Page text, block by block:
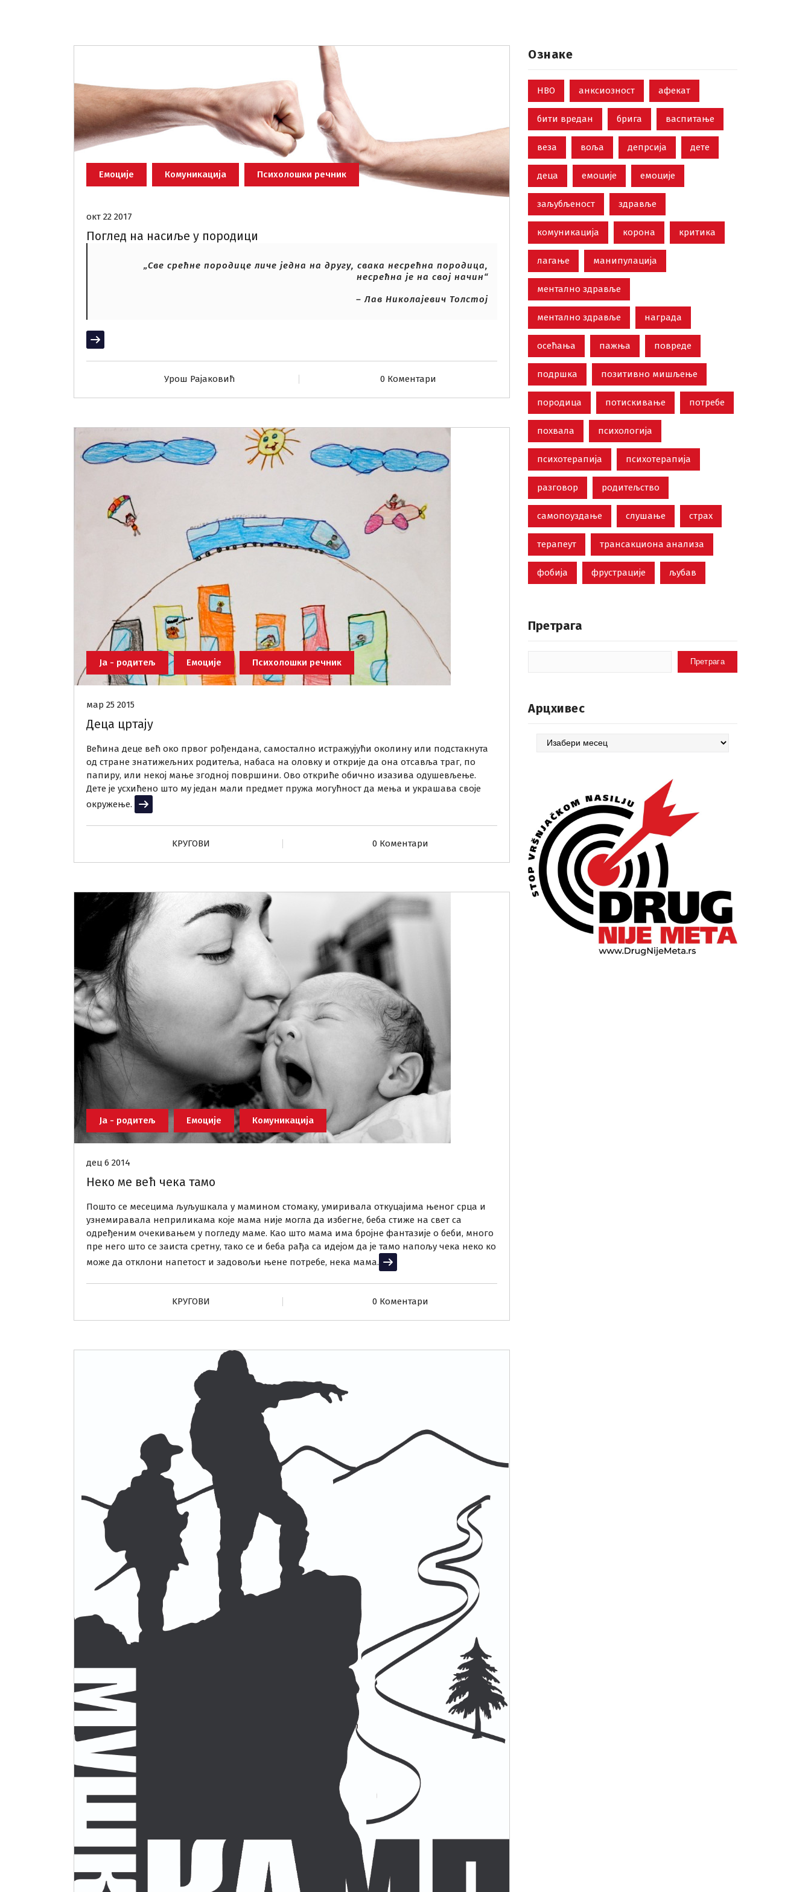
Емоције Комуникација Психолошки речник
окт 22 2017
Поглед на насиље у породици
„Све срећне породице личе једна на другу, свака несрећна породица,
несрећна је на свој начин“
– Лав Николајевич Толстој
Прочитај више
Урош Рајаковић 0 Коментари
Ја - родитељ Емоције Психолошки речник
мар 25 2015
Деца цртају
Већина деце већ око првог рођендана, самостално истражујући околину или подстакнута
од стране знатижељних родитеља, набаса на оловку и открије да она отсавља траг, по
папиру, или некој мање згодној површини. Ово откриће обично изазива одушевљење.
Дете је усхићено што му један мали предмет пружа могућност да мења и украшава своје
окружење.
Прочитај више
KРУГОВИ 0 Коментари
Ја - родитељ Емоције Комуникација
дец 6 2014
Неко ме већ чека тамо
Пошто се месецима љуљушкала у мамином стомаку, умиривала откуцајима њеног срца и
узнемиравала неприликама које мама није могла да избегне, беба стиже на свет са
одређеним очекивањем у погледу маме. Као што мама има бројне фантазије о беби, много
пре него што се заиста сретну, тако се и беба рађа са идејом да је тамо напољу чека неко ко
може да отклони напетост и задовољи њене потребе, нека мама. Прочитај више
KРУГОВИ 0 Коментари
Ознаке
НВО анксиозност афекат
бити вредан брига васпитање
веза воља депрсија дете
деца емоције емоције
заљубљеност здравље
комуникација корона критика
лагање манипулација
ментално здравље
ментално здравље награда
осећања пажња повреде
подршка позитивно мишљење
породица потискивање потребе
похвала психологија
психотерапија психотерапија
разговор родитељство
самопоуздање слушање страх
терапеут трансакциона анализа
фобија фрустрације љубав
Претрага
Претрага
Арцхивес
Арцхивес